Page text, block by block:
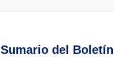
Sumario del